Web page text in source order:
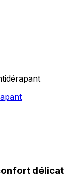
délicat
sites web à comprendre
et en rapportant des
pour
et les annonceurs tiers.
en processus de